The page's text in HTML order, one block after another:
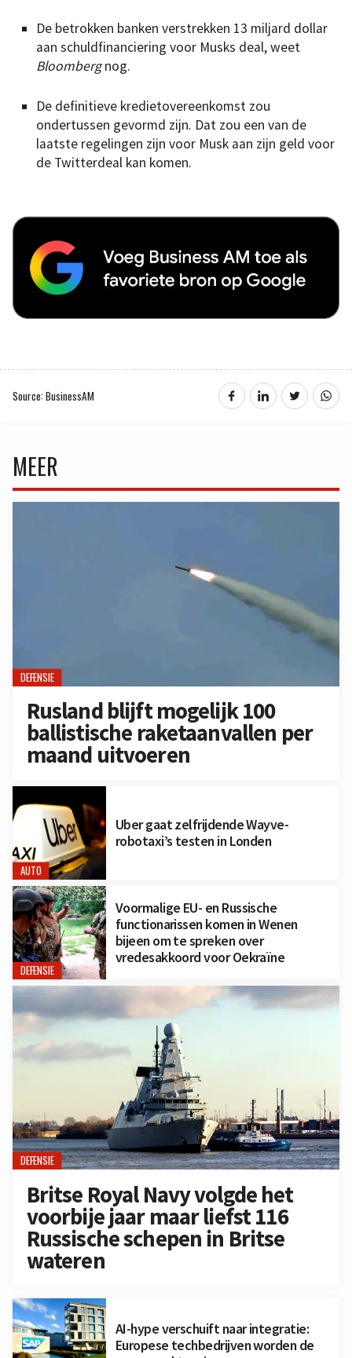
De betrokken banken verstrekken 13 miljard dollar
aan schuldfinanciering voor Musks deal, weet
Bloombergnog.
De definitieve kredietovereenkomst zou
ondertussen gevormd zijn. Dat zou een van de
laatste regelingen zijn voor Musk aan zijn geld voor
de Twitterdeal kan komen.
Source: BusinessAM
MEER
DEFENSIE
Rusland blijft mogelijk 100
ballistische raketaanvallen per
maand uitvoeren
AUTO
Uber gaat zelfrijdende Wayve-
robotaxi’s testen in Londen
DEFENSIE
Voormalige EU- en Russische
functionarissen komen in Wenen
bijeen om te spreken over
vredesakkoord voor Oekraïne
DEFENSIE
Britse Royal Navy volgde het
voorbije jaar maar liefst 116
Russische schepen in Britse
wateren
AI-hype verschuift naar integratie:
Europese techbedrijven worden de